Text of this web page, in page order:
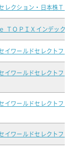
レクション・日本株ＴＯ
ＴＯＰＩＸインデックス
イワールドセレクトフ
イワールドセレクトフ
イワールドセレクトフ
イワールドセレクトフ